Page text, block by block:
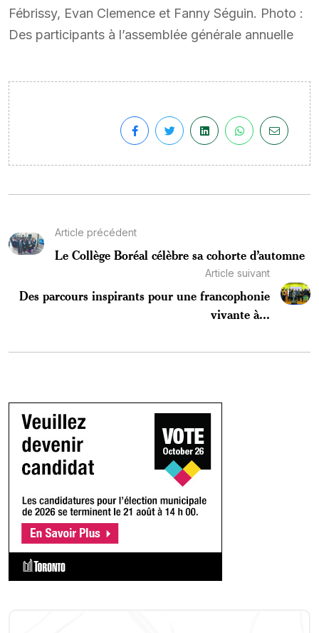
Fébrissy, Evan Clemence et Fanny Séguin. Photo :
Des participants à l’assemblée générale annuelle
Article précédent
Le Collège Boréal célèbre sa cohorte d’automne
Article suivant
Des parcours inspirants pour une francophonie
vivante à...